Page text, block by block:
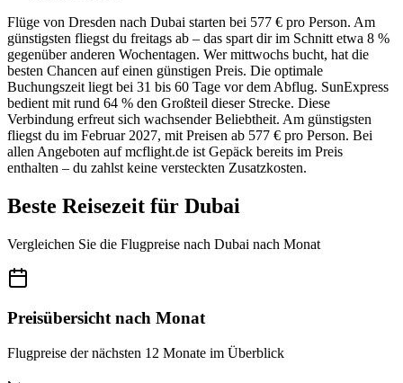
Flüge von Dresden nach Dubai starten bei 577 € pro Person. Am
günstigsten fliegst du freitags ab – das spart dir im Schnitt etwa 8 %
gegenüber anderen Wochentagen. Wer mittwochs bucht, hat die
besten Chancen auf einen günstigen Preis. Die optimale
Buchungszeit liegt bei 31 bis 60 Tage vor dem Abflug. SunExpress
bedient mit rund 64 % den Großteil dieser Strecke. Diese
Verbindung erfreut sich wachsender Beliebtheit. Am günstigsten
fliegst du im Februar 2027, mit Preisen ab 577 € pro Person. Bei
allen Angeboten auf mcflight.de ist Gepäck bereits im Preis
enthalten – du zahlst keine versteckten Zusatzkosten.
Beste Reisezeit für Dubai
Vergleichen Sie die Flugpreise nach Dubai nach Monat
Preisübersicht nach Monat
Flugpreise der nächsten 12 Monate im Überblick